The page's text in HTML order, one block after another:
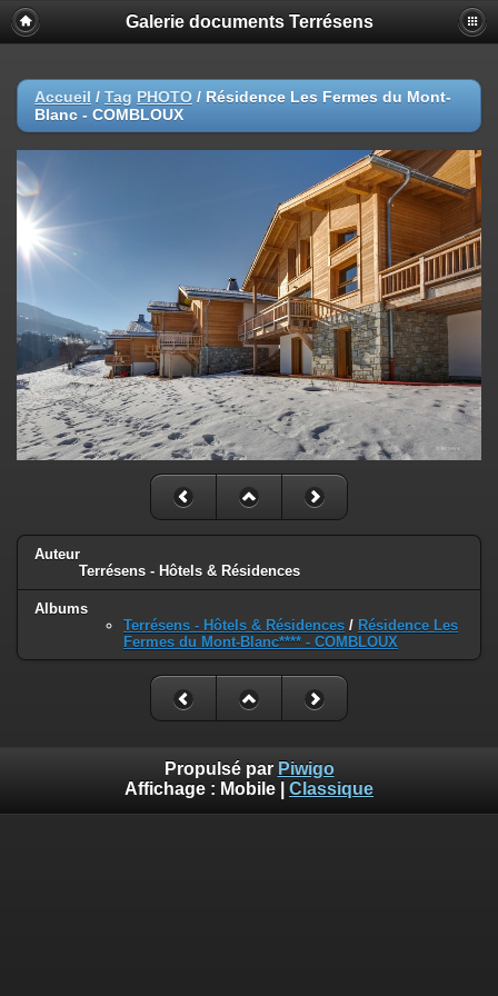
Galerie documents Terrésens
Accueil / Tag PHOTO / Résidence Les Fermes du Mont-
Blanc - COMBLOUX
Auteur
Terrésens - Hôtels & Résidences
Albums
Terrésens - Hôtels & Résidences / Résidence Les
Fermes du Mont-Blanc**** - COMBLOUX
Propulsé par Piwigo
Affichage : Mobile Classique